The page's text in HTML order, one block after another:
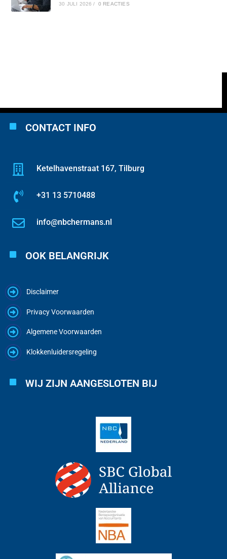
30 JULI 2026 / 0 REACTIES
CONTACT INFO
Ketelhavenstraat 167, Tilburg
+31 13 5710488
info@nbchermans.nl
OOK BELANGRIJK
Disclaimer
Privacy Voorwaarden
Algemene Voorwaarden
Klokkenluidersregeling
WIJ ZIJN AANGESLOTEN BIJ